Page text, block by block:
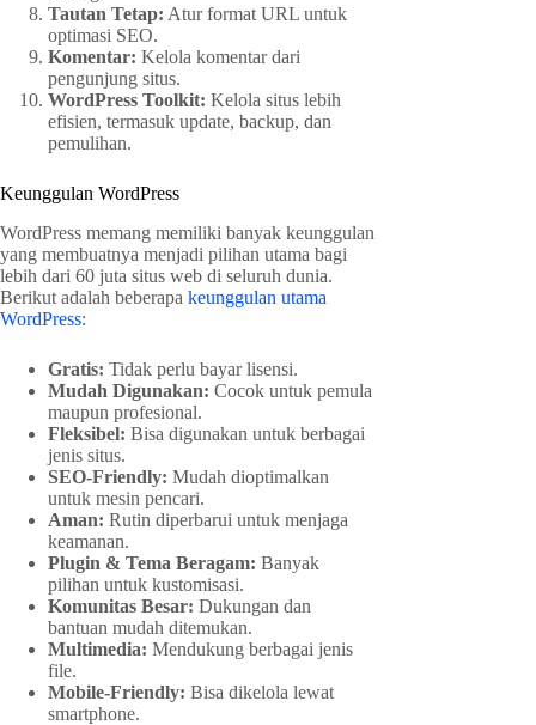
Tautan Tetap: Atur format URL untuk
optimasi SEO.
Komentar: Kelola komentar dari
pengunjung situs.
WordPress Toolkit: Kelola situs lebih
efisien, termasuk update, backup, dan
pemulihan.
Keunggulan WordPress
WordPress memang memiliki banyak keunggulan
yang membuatnya menjadi pilihan utama bagi
lebih dari 60 juta situs web di seluruh dunia.
Berikut adalah beberapa keunggulan utama
WordPress:
Gratis: Tidak perlu bayar lisensi.
Mudah Digunakan: Cocok untuk pemula
maupun profesional.
Fleksibel: Bisa digunakan untuk berbagai
jenis situs.
SEO-Friendly: Mudah dioptimalkan
untuk mesin pencari.
Aman: Rutin diperbarui untuk menjaga
keamanan.
Plugin & Tema Beragam: Banyak
pilihan untuk kustomisasi.
Komunitas Besar: Dukungan dan
bantuan mudah ditemukan.
Multimedia: Mendukung berbagai jenis
file.
Mobile-Friendly: Bisa dikelola lewat
smartphone.